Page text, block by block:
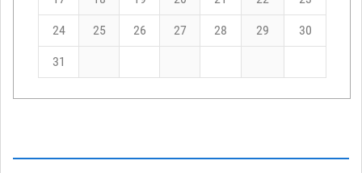
24 25 26 27 28 29 30
31